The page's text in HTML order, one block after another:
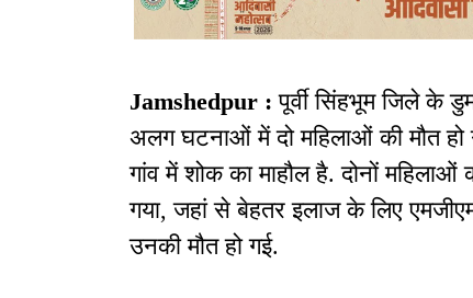
Jamshedpur :पूर्वी सिंहभूम जिले के
अलग घटनाओं में दो महिलाओं की मौत हो
गांव में शोक का माहौल है. दोनों
गया, जहां से बेहतर इलाज के लिए
उनकी मौत हो गई.